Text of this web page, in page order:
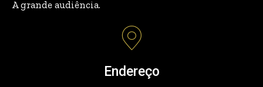
A grande audiência.
Endereço